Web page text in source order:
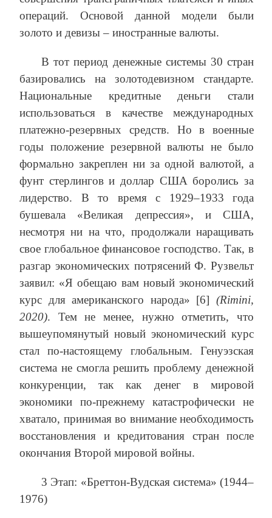
операций. Основой данной модели были
золото и девизы – иностранные валюты.
В тот период денежные системы 30 стран
базировались на золотодевизном стандарте.
Национальные кредитные деньги стали
использоваться в качестве международных
платежно-резервных средств. Но в военные
годы положение резервной валюты не было
формально закреплен ни за одной валютой, а
фунт стерлингов и доллар США боролись за
лидерство. В то время с 1929–1933 года
бушевала «Великая депрессия», и США,
несмотря ни на что, продолжали наращивать
свое глобальное финансовое господство. Так, в
разгар экономических потрясений Ф. Рузвельт
заявил: «Я обещаю вам новый экономический
курс для американского народа» [6] (Rimini,
2020). Тем не менее, нужно отметить, что
вышеупомянутый новый экономический курс
стал по-настоящему глобальным. Генуэзская
система не смогла решить проблему денежной
конкуренции, так как денег в мировой
экономики по-прежнему катастрофически не
хватало, принимая во внимание необходимость
восстановления и кредитования стран после
окончания Второй мировой войны.
3 Этап: «Бреттон-Вудская система» (1944–
1976)